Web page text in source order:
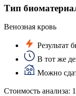
Тип
Венозная кровь
Результат
В тот же
Можно
Стоимость анализа: